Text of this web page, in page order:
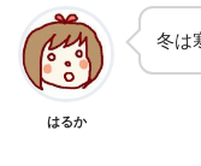
はるか
冬は